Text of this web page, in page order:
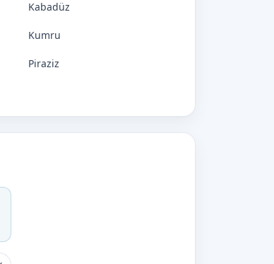
Kabadüz
Kumru
Piraziz